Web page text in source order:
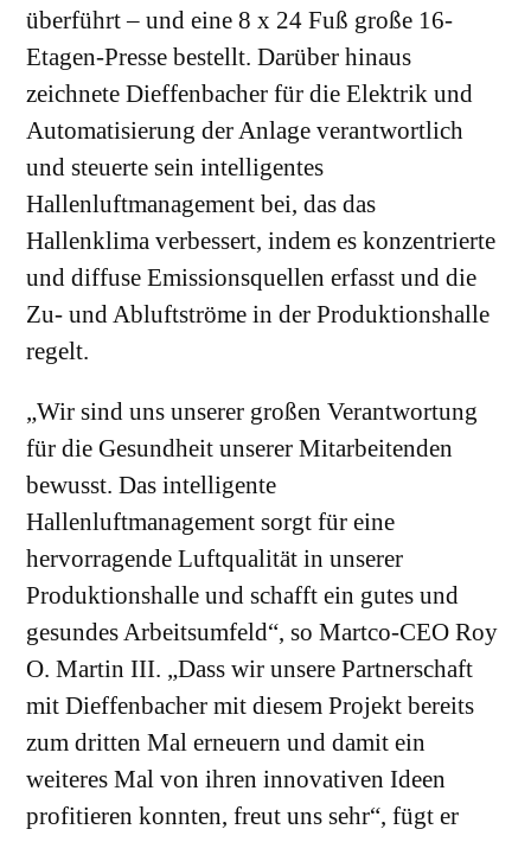
überführt – und eine 8 x 24 Fuß große 16-
Etagen-Presse bestellt. Darüber hinaus
zeichnete Dieffenbacher für die Elektrik und
Automatisierung der Anlage verantwortlich
und steuerte sein intelligentes
Hallenluftmanagement bei, das das
Hallenklima verbessert, indem es konzentrierte
und diffuse Emissionsquellen erfasst und die
Zu- und Abluftströme in der Produktionshalle
regelt.
„Wir sind uns unserer großen Verantwortung
für die Gesundheit unserer Mitarbeitenden
bewusst. Das intelligente
Hallenluftmanagement sorgt für eine
hervorragende Luftqualität in unserer
Produktionshalle und schafft ein gutes und
gesundes Arbeitsumfeld“, so Martco-CEO Roy
O. Martin III. „Dass wir unsere Partnerschaft
mit Dieffenbacher mit diesem Projekt bereits
zum dritten Mal erneuern und damit ein
weiteres Mal von ihren innovativen Ideen
profitieren konnten, freut uns sehr“, fügt er